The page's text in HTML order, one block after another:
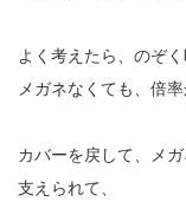
よく考えたら、のぞ
メガネなくても、倍
カバーを戻して、メ
支えられて、